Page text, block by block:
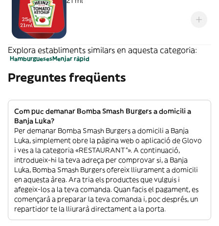
Explora establiments similars en aquesta categoria:
HamburguesesMenjar ràpid
Preguntes freqüents
Com puc demanar Bomba Smash Burgers a domicili a
Banja Luka?
Per demanar Bomba Smash Burgers a domicili a Banja
Luka, simplement obre la pàgina web o aplicació de Glovo
i ves a la categoria «RESTAURANT”». A continuació,
introdueix-hi la teva adreça per comprovar si, a Banja
Luka, Bomba Smash Burgers ofereix lliurament a domicili
en aquesta àrea. Ara tria els productes que vulguis i
afegeix-los a la teva comanda. Quan facis el pagament, es
començarà a preparar la teva comanda i, poc després, un
repartidor te la lliurarà directament a la porta.